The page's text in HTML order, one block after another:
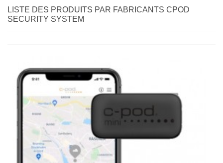
LISTE DES PRODUITS PAR FABRICANTS CPOD
SECURITY SYSTEM